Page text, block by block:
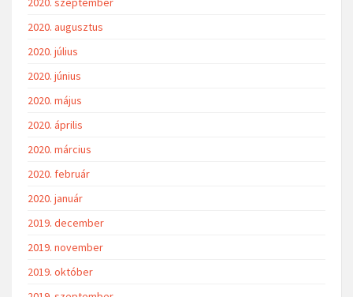
2020. augusztus
2020. július
2020. június
2020. május
2020. április
2020. március
2020. február
2020. január
2019. december
2019. november
2019. október